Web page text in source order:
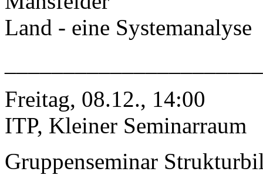
Land - eine Systemanalyse
Freitag, 08.12., 14:00
ITP, Kleiner Seminarraum
Gruppenseminar